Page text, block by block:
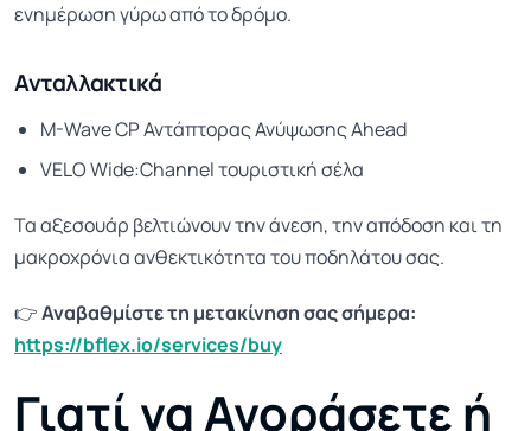
ενημέρωση γύρω από το δρόμο.
Ανταλλακτικά
M-Wave CP Αντάπτορας Ανύψωσης Ahead
VELO Wide:Channel τουριστική σέλα
Τα αξεσουάρ βελτιώνουν την άνεση, την απόδοση και τη
μακροχρόνια ανθεκτικότητα του ποδηλάτου σας.
👉Αναβαθμίστε τη μετακίνηση σας σήμερα:
https://bflex.io/services/buy
Γιατί να Αγοράσετε ή